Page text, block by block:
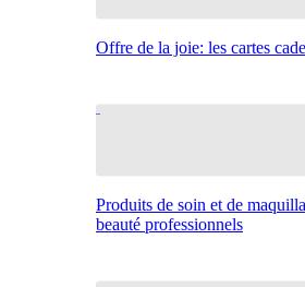
Offre de la joie: les cartes
Produits de soin et de
beauté professionnels